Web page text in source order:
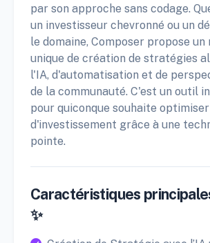
par son approche sans codage.
un investisseur chevronné ou un
le domaine, Composer propose un
unique de création de stratégies
l'IA, d'automatisation et de
de la communauté. C'est un outil
pour quiconque souhaite
d'investissement grâce à une
pointe.
Caractéristiques
✨